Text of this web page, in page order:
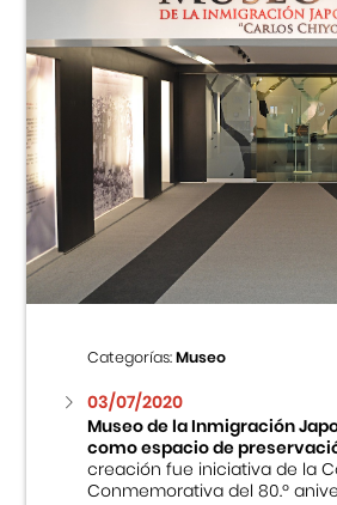
Categorías:Museo
03/07/2020
Museo de la Inmigración
como espacio de
creación fue iniciativa de la
Conmemorativa del 80.º